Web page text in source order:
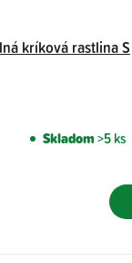
kríková rastlina S
Skladom>5 ks